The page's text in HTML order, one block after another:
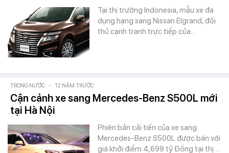
Tại thị trường Indonesia, mẫu xe đa
dụng hạng sang Nissan Elgrand, đối
thủ cạnh tranh trực tiếp của…
TRONG NƯỚC - 12 NĂM TRƯỚC
Cận cảnh xe sang Mercedes-Benz S500L mới
tại Hà Nội
Phiên bản cải tiến của xe sang
Mercedes-Benz S500L được bán với
giá khởi điểm 4,699 tỷ Đồng tại thị…